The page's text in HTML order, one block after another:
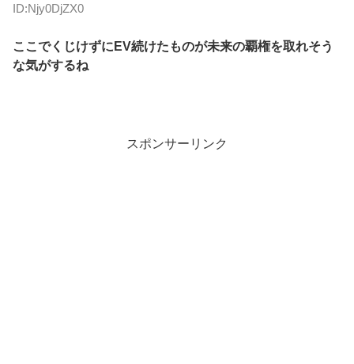
ID:Njy0DjZX0
ここでくじけずにEV続けたものが未来の覇権を取れそう
な気がするね
スポンサーリンク